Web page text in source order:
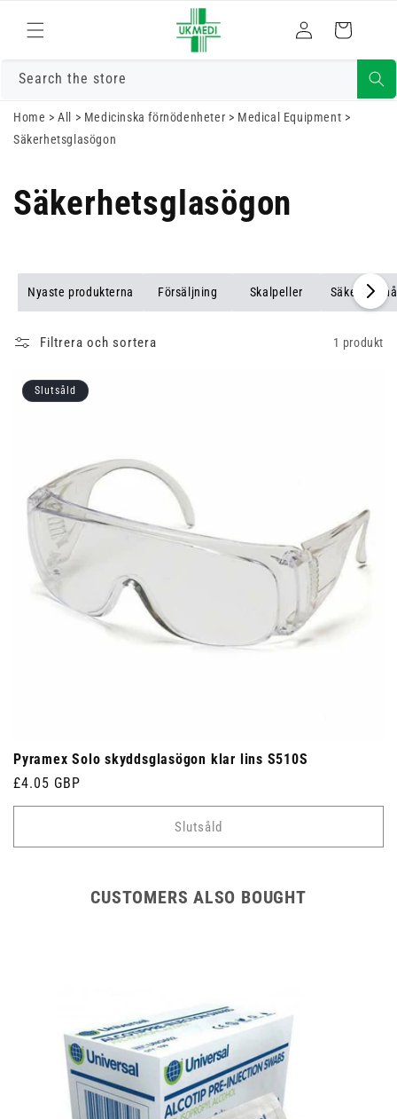
innehåll
in
Varukorg
Search the store
Home >All > Medicinska förnödenheter > Medical Equipment >
Säkerhetsglasögon
Säkerhetsglasögon
Nyaste produkterna Försäljning Skalpeller
Filtrera och sortera 1 produkt
Slutsåld
Pyramex Solo skyddsglasögon klar lins S510S
Ordinarie
pris
£4.05 GBP
Slutsåld
CUSTOMERS ALSO BOUGHT